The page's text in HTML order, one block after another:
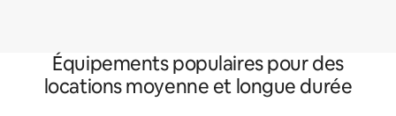
Équipements populaires pour des
locations moyenne et longue durée